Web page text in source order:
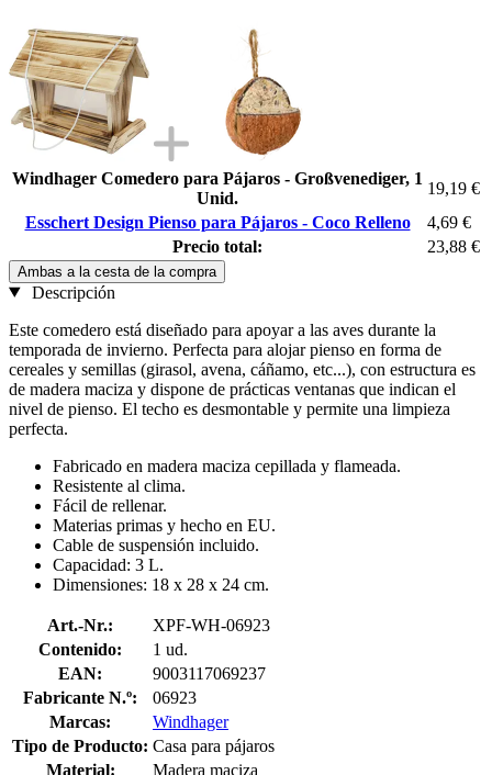
Windhager Comedero para Pájaros - Großvenediger, 1
Unid.
19,19 €
Esschert Design Pienso para Pájaros - Coco Relleno
4,69 €
Precio total:
23,88 €
Ambas a la cesta de la compra
Descripción
Este comedero está diseñado para apoyar a las aves durante la
temporada de invierno. Perfecta para alojar pienso en forma de
cereales y semillas (girasol, avena, cáñamo, etc...), con estructura es
de madera maciza y dispone de prácticas ventanas que indican el
nivel de pienso. El techo es desmontable y permite una limpieza
perfecta.
Fabricado en madera maciza cepillada y flameada.
Resistente al clima.
Fácil de rellenar.
Materias primas y hecho en EU.
Cable de suspensión incluido.
Capacidad: 3 L.
Dimensiones: 18 x 28 x 24 cm.
Art.-Nr.:
XPF-WH-06923
Contenido:
1 ud.
EAN:
9003117069237
Fabricante N.º:
06923
Marcas:
Windhager
Tipo de Producto: Casa para pájaros
Material:
Madera maciza